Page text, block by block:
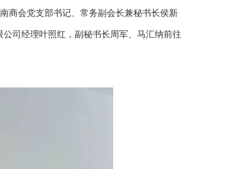
会党支部书记、常务副会长兼秘书长侯新
司经理叶照红，副秘书长周军、马汇纳前往